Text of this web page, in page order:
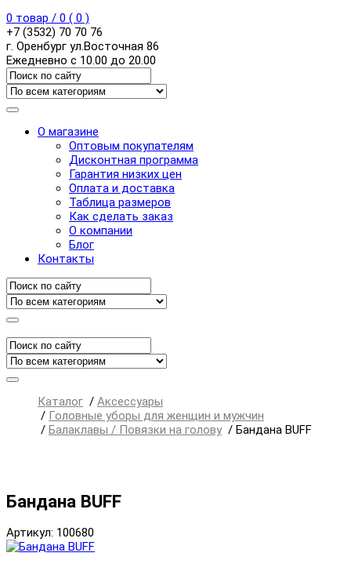
0 товар / 0 ( 0 )
+7 (3532) 70 70 76
г. Оренбург ул.Восточная 86
Ежедневно с 10.00 до 20.00
О магазине
Оптовым покупателям
Дисконтная программа
Гарантия низких цен
Оплата и доставка
Таблица размеров
Как сделать заказ
О компании
Блог
Контакты
Каталог / Аксессуары
/ Головные уборы для женщин и мужчин
/ Балаклавы / Повязки на голову / Бандана BUFF
Бандана BUFF
Артикул: 100680